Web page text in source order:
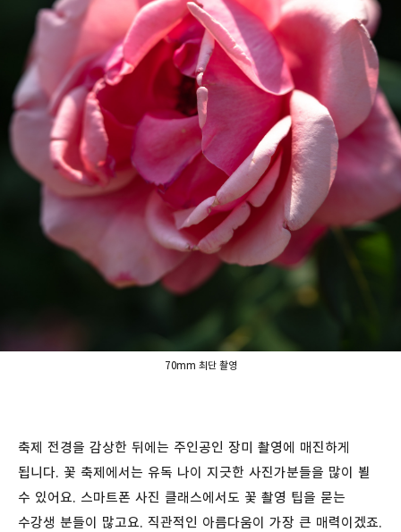
70mm 최단 촬영
축제 전경을 감상한 뒤에는 주인공인 장미 촬영에 매진하게
됩니다. 꽃 축제에서는 유독 나이 지긋한 사진가분들을 많이 뵐
수 있어요. 스마트폰 사진 클래스에서도 꽃 촬영 팁을 묻는
수강생 분들이 많고요. 직관적인 아름다움이 가장 큰 매력이겠죠.